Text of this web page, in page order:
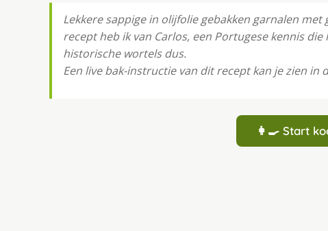
Lekkere sappige in olijfolie gebakken garnalen
recept heb ik van Carlos, een Portugese kennis
historische wortels dus.
Een live bak-instructie van dit recept kan je zien in
👩‍🍳 Start